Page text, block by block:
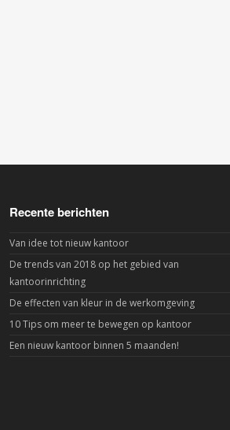
Recente berichten
Van idee tot nieuw kantoor
De trends van 2018 op het gebied van
kantoorinrichting
De effecten van kleur in de werkomgeving
10 Tips om meer te bewegen op kantoor
Een nieuw kantoor binnen 5 maanden!